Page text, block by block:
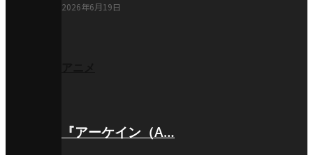
2026年6月19日
『アーケイン（A…